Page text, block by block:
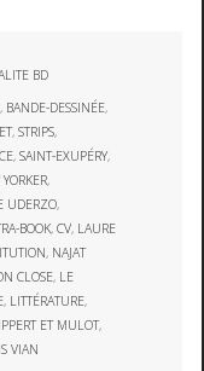
BD
, BANDE-DESSINÉE,
,STRIPS,
,SAINT-EXUPÉRY,
,
UDERZO,
BOOK,CV, LAURE
, NAJAT
CLOSE, LE
, LITTÉRATURE,
ET MULOT,
VIAN